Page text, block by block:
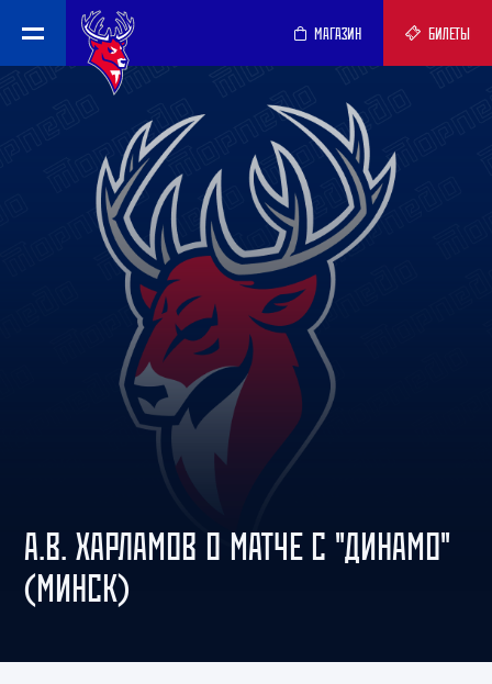
МАГАЗИН БИЛЕТЫ
А.В. ХАРЛАМОВ О МАТЧЕ С "ДИНАМО"
(МИНСК)